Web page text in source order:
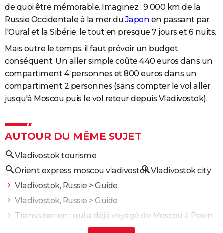
de quoi être mémorable. Imaginez : 9 000 km de la
Russie Occidentale à la mer duJapon en passant par
l'Oural et la Sibérie, le tout en presque 7 jours et 6 nuits.
Mais outre le temps, il faut prévoir un budget
conséquent. Un aller simple coûte 440 euros dans un
compartiment 4 personnes et 800 euros dans un
compartiment 2 personnes (sans compter le vol aller
jusqu'à Moscou puis le vol retour depuis Vladivostok).
AUTOUR DU MÊME SUJET
Vladivostok tourisme
Orient express moscou vladivostokVladivostok city
Vladivostok, Russie > Guide
Vladivostok, Russie > Guide
Transsiberien : qui a déjà voyagé de Moscou à Pekin
>Forum Russie